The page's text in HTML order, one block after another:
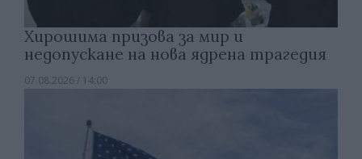
Хирошима призова за мир и
недопускане на нова ядрена трагедия
07.08.2026 / 14:00